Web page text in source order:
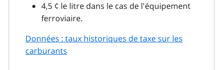
4,5 ¢ le litre dans le cas de l'équipement
ferroviaire.
Données : taux historiques de taxe sur les
carburants